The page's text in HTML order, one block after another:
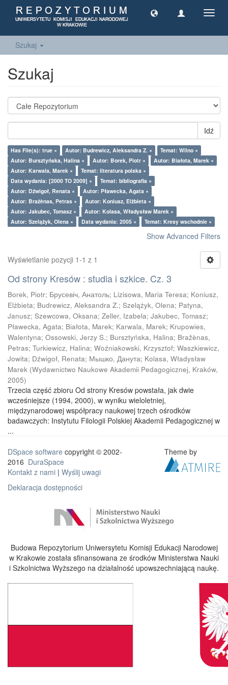
Szukaj
Szukaj
Idź
Has File(s): true × Autor: Budrewicz, Aleksandra Z. ×
Temat: Wilno ×
Autor: Bursztyńska, Halina ×
Autor: Borek, Piotr ×
Autor: Białota, Marek ×
Autor: Karwala, Marek ×
Temat: literatura polska ×
Data wydania: [2000 TO 2009] ×
Temat: bibliografia ×
Autor: Dźwigoł, Renata ×
Autor: Pławecka, Agata ×
Autor: Bražènas, Petras ×
Autor: Koniusz, Elżbieta ×
Autor: Jakubec, Tomasz ×
Autor: Kolasa, Władysław Marek ×
Autor: Szelążyk, Olena ×
Data wydania: 2005 × Temat: Kresy wschodnie ×
Show Advanced Filters
Wyświetlanie pozycji 1-1 z 1
Od strony Kresów : studia i szkice. Cz. 3
Borek, Piotr; Брусевіч, Анатоль; Lizisowa, Maria Teresa; Koniusz,
Elżbieta; Budrewicz, Aleksandra Z.; Szelążyk, Olena; Patyna,
Janusz; Szewcowa, Oksana; Zeller, Izabela; Jakubec, Tomasz;
Pławecka, Agata; Białota, Marek; Karwala, Marek; Krupowies,
Walentyna; Ossowski, Jerzy S.; Bursztyńska, Halina; Bražènas,
Petras; Turkiewicz, Halina; Woźniakowski, Krzysztof; Waszkiewicz,
Jowita; Dźwigoł, Renata; Мышко, Данута; Kolasa, Władysław
Marek (Wydawnictwo Naukowe Akademii Pedagogicznej, Kraków,
2005)
Trzecia część zbioru Od strony Kresów powstała, jak dwie
wcześniejsze (1994, 2000), w wyniku wieloletniej,
międzynarodowej współpracy naukowej trzech ośrodków
badawczych: Instytutu Filologii Polskiej Akademii Pedagogicznej w
...
DSpace software copyright © 2002-
2016 DuraSpace
Kontakt z nami | Wyślij uwagi
Deklaracja dostępności
Theme by
Budowa Repozytorium Uniwersytetu Komisji Edukacji Narodowej
w Krakowie została sfinansowana ze środków Ministerstwa Nauki
i Szkolnictwa Wyższego na działalność upowszechniającą naukę.